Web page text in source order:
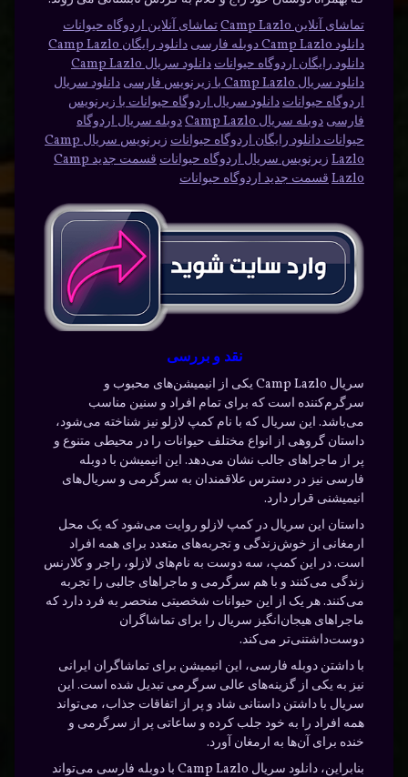
تماشای آنلاین Camp Lazlo
تماشای آنلاین اردوگاه حیوانات
دانلود Camp Lazlo دوبله فارسی
دانلود رایگان Camp Lazlo
دانلود رایگان اردوگاه حیواناتدانلود سریال Camp Lazlo
دانلود سریال Camp Lazlo با زیرنویس فارسی
دانلود سریال
اردوگاه حیواناتدانلود سریال اردوگاه حیوانات با زیرنویس
فارسی دوبله سریال Camp Lazlo
دوبله سریال اردوگاه
حیوانات دانلود رایگان اردوگاه حیوانات
زیرنویس سریال Camp
Lazlo زیرنویس سریال اردوگاه حیوانات
قسمت جدید Camp
Lazloقسمت جدید اردوگاه حیوانات
نقد و بررسی
سریال Camp Lazlo یکی از انیمیشن‌های محبوب و
سرگرم‌کننده است که برای تمام افراد و سنین مناسب
می‌باشد. این سریال که با نام کمپ لازلو نیز شناخته می‌شود،
داستان گروهی از انواع مختلف حیوانات را در محیطی متنوع و
پر از ماجراهای جالب نشان می‌دهد. این انیمیشن با دوبله
فارسی نیز در دسترس علاقمندان به سرگرمی و سریال‌های
انیمیشنی قرار دارد.
داستان این سریال در کمپ لازلو روایت می‌شود که یک محل
ارمغانی از خوش‌زندگی و تجربه‌های متعدد برای همه افراد
است. در این کمپ، سه دوست به نام‌های لازلو، راجر و کلارنس
زندگی می‌کنند و با هم سرگرمی و ماجراهای جالبی را تجربه
می‌کنند. هر یک از این حیوانات شخصیتی منحصر به فرد دارد که
ماجراهای هیجان‌انگیز سریال را برای تماشاگران
دوست‌داشتنی‌تر می‌کند.
با داشتن دوبله فارسی، این انیمیشن برای تماشاگران ایرانی
نیز به یکی از گزینه‌های عالی سرگرمی تبدیل شده است. این
سریال با داشتن داستانی شاد و پر از اتفاقات جذاب، می‌تواند
همه افراد را به خود جلب کرده و ساعاتی پر از سرگرمی و
خنده برای آن‌ها به ارمغان آورد.
بنابراین، دانلود سریال Camp Lazlo با دوبله فارسی می‌تواند